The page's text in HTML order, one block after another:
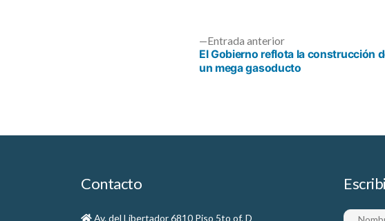
Navegación
entradas
Entrada anteriorEntrada
anterior:
El Gobierno reflota la construcción
un mega gasoducto
Contacto
Av. del Libertador 6810 Piso 5to of. D